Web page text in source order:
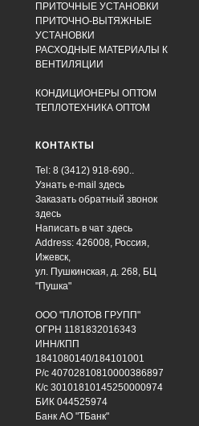
ПРИТОЧНЫЕ УСТАНОВКИ
ПРИТОЧНО-ВЫТЯЖНЫЕ
УСТАНОВКИ
РАСХОДНЫЕ МАТЕРИАЛЫ К
ВЕНТИЛЯЦИИ
КОНДИЦИОНЕРЫ ОПТОМ
ТЕПЛОТЕХНИКА ОПТОМ
КОНТАКТЫ
Tel: 8 (3412) 918-690..
Узнать e-mail здесь
Заказать обратный звонок
здесь
Написать в чат здесь
Address: 426008, Россия,
Ижевск,
ул. Пушкинская, д. 268, БЦ
"Пушка"
ООО "ПЛОТОВ ГРУПП"
ОГРН 1181832016343
ИНН/КПП
1841080140/184101001
Р/с 40702810810000386897
К/с 30101810145250000974
БИК 044525974
Банк АО "ТБанк"